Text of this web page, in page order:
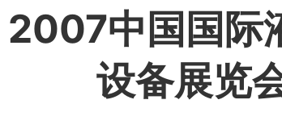
2007中国国际
设备展览